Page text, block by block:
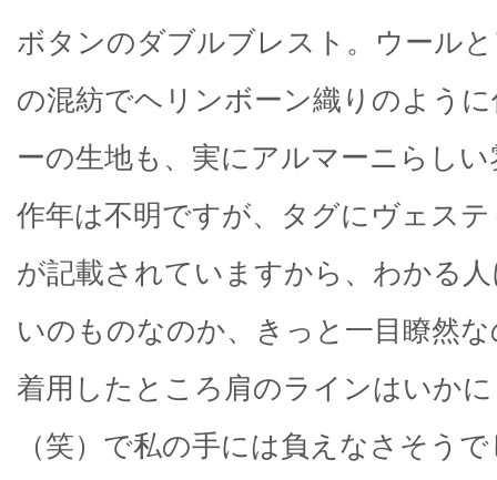
ボタンのダブルブレスト。ウール
の混紡でヘリンボーン織りのよう
ーの生地も、実にアルマーニらし
作年は不明ですが、タグにヴェス
が記載されていますから、わかる
いのものなのか、きっと一目瞭然
着用したところ肩のラインはいか
（笑）で私の手には負えなさそう